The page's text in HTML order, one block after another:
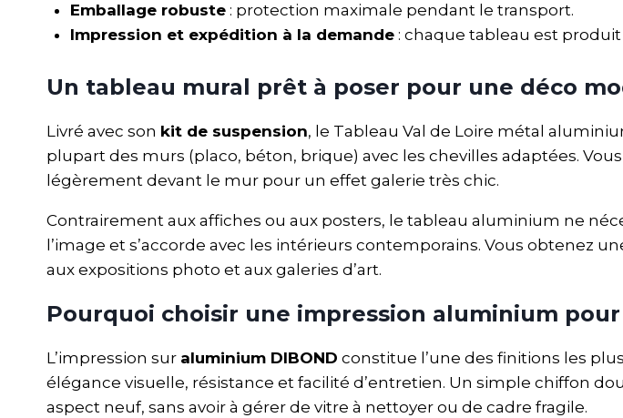
Emballage robuste: protection maximale pendant le transport.
Impression et expédition à la demande: chaque tableau est
Un tableau mural prêt à poser pour une déco
Livré avec son kit de suspension, le Tableau Val de Loire métal
plupart des murs (placo, béton, brique) avec les chevilles adaptées.
légèrement devant le mur pour un effet galerie très chic.
Contrairement aux affiches ou aux posters, le tableau aluminium ne
l’image et s’accorde avec les intérieurs contemporains. Vous obtenez
aux expositions photo et aux galeries d’art.
Pourquoi choisir une impression aluminium
L’impression sur aluminium DIBOND constitue l’une des finitions les
élégance visuelle, résistance et facilité d’entretien. Un simple chiffon
aspect neuf, sans avoir à gérer de vitre à nettoyer ou de cadre fragile.